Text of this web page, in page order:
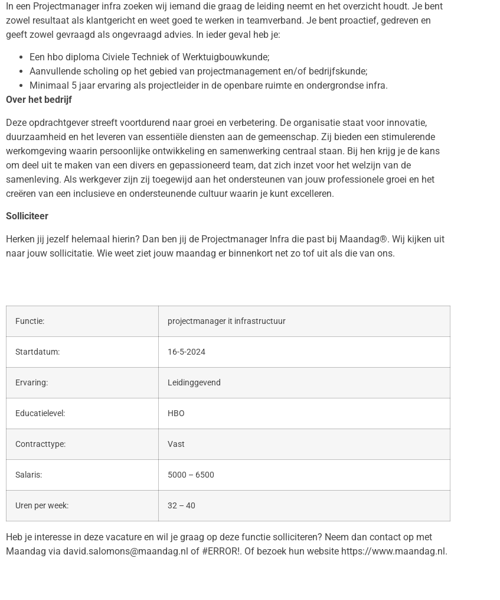
In een Projectmanager infra zoeken wij iemand die graag de leiding neemt en het overzicht houdt. Je bent
zowel resultaat als klantgericht en weet goed te werken in teamverband. Je bent proactief, gedreven en
geeft zowel gevraagd als ongevraagd advies. In ieder geval heb je:
Een hbo diploma Civiele Techniek of Werktuigbouwkunde;
Aanvullende scholing op het gebied van projectmanagement en/of bedrijfskunde;
Minimaal 5 jaar ervaring als projectleider in de openbare ruimte en ondergrondse infra.
Over het bedrijf
Deze opdrachtgever streeft voortdurend naar groei en verbetering. De organisatie staat voor innovatie,
duurzaamheid en het leveren van essentiële diensten aan de gemeenschap. Zij bieden een stimulerende
werkomgeving waarin persoonlijke ontwikkeling en samenwerking centraal staan. Bij hen krijg je de kans
om deel uit te maken van een divers en gepassioneerd team, dat zich inzet voor het welzijn van de
samenleving. Als werkgever zijn zij toegewijd aan het ondersteunen van jouw professionele groei en het
creëren van een inclusieve en ondersteunende cultuur waarin je kunt excelleren.
Solliciteer
Herken jij jezelf helemaal hierin? Dan ben jij de Projectmanager Infra die past bij Maandag®. Wij kijken uit
naar jouw sollicitatie. Wie weet ziet jouw maandag er binnenkort net zo tof uit als die van ons.
Functie: projectmanager it infrastructuur
Startdatum: 16-5-2024
Ervaring: Leidinggevend
Educatielevel: HBO
Contracttype: Vast
Salaris: 5000 – 6500
Uren per week: 32 – 40
Heb je interesse in deze vacature en wil je graag op deze functie solliciteren? Neem dan contact op met
Maandag via david.salomons@maandag.nl of #ERROR!. Of bezoek hun website https://www.maandag.nl.